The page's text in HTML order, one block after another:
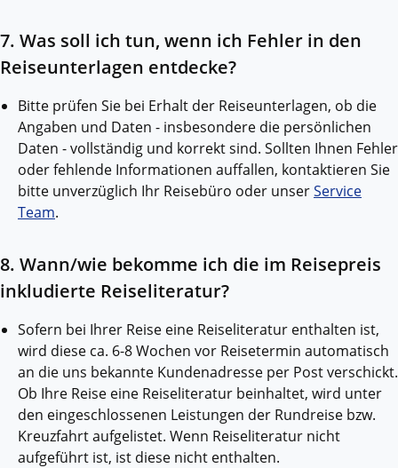
7. Was soll ich tun, wenn ich Fehler in den
Reiseunterlagen entdecke?
Bitte prüfen Sie bei Erhalt der Reiseunterlagen, ob die
Angaben und Daten - insbesondere die persönlichen
Daten - vollständig und korrekt sind. Sollten Ihnen Fehler
oder fehlende Informationen auffallen, kontaktieren Sie
bitte unverzüglich Ihr Reisebüro oder unserService
Team.
8. Wann/wie bekomme ich die im Reisepreis
inkludierte Reiseliteratur?
Sofern bei Ihrer Reise eine Reiseliteratur enthalten ist,
wird diese ca. 6-8 Wochen vor Reisetermin automatisch
an die uns bekannte Kundenadresse per Post verschickt.
Ob Ihre Reise eine Reiseliteratur beinhaltet, wird unter
den eingeschlossenen Leistungen der Rundreise bzw.
Kreuzfahrt aufgelistet. Wenn Reiseliteratur nicht
aufgeführt ist, ist diese nicht enthalten.